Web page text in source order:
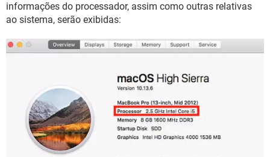
informações do processador, assim como outras relativas
ao sistema, serão exibidas: